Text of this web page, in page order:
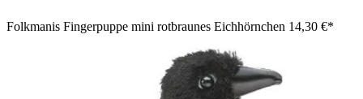
Folkmanis Fingerpuppe mini rotbraunes Eichhörnchen 14,30 €*